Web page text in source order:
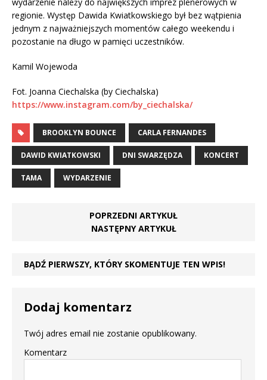
regionie. Występ Dawida Kwiatkowskiego był bez wątpienia
jednym z najważniejszych momentów całego weekendu i
pozostanie na długo w pamięci uczestników.
Kamil Wojewoda
Fot. Joanna Ciechalska (by Ciechalska)
https://www.instagram.com/by_ciechalska/
BROOKLYN BOUNCE CARLA FERNANDES
DAWID KWIATKOWSKI DNI SWARZĘDZA KONCERT
TAMA WYDARZENIE
POPRZEDNI ARTYKUŁ
NASTĘPNY ARTYKUŁ
BĄDŹ PIERWSZY, KTÓRY SKOMENTUJE TEN WPIS!
Dodaj komentarz
Twój adres email nie zostanie opublikowany.
Komentarz